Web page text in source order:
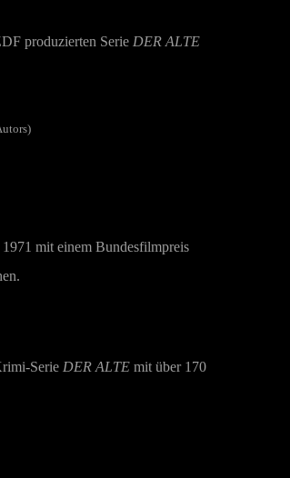
produzierten Serie DER ALTE
mit einem Bundesfilmpreis
Serie DER ALTE mit über 170